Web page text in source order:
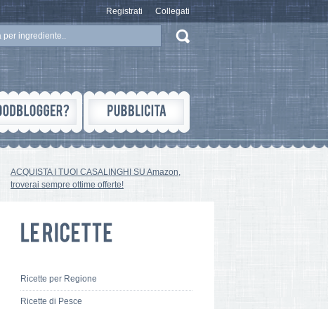
Registrati Collegati
ACQUISTA I TUOI CASALINGHI SU Amazon,
troverai sempre ottime offerte!
Ricette per Regione
Ricette di Pesce